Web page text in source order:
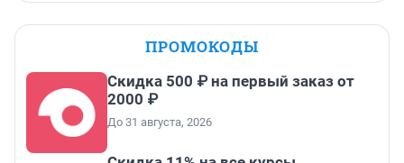
ПРОМОКОДЫ
Скидка 500 ₽ на первый заказ от
2000 ₽
До 31 августа, 2026